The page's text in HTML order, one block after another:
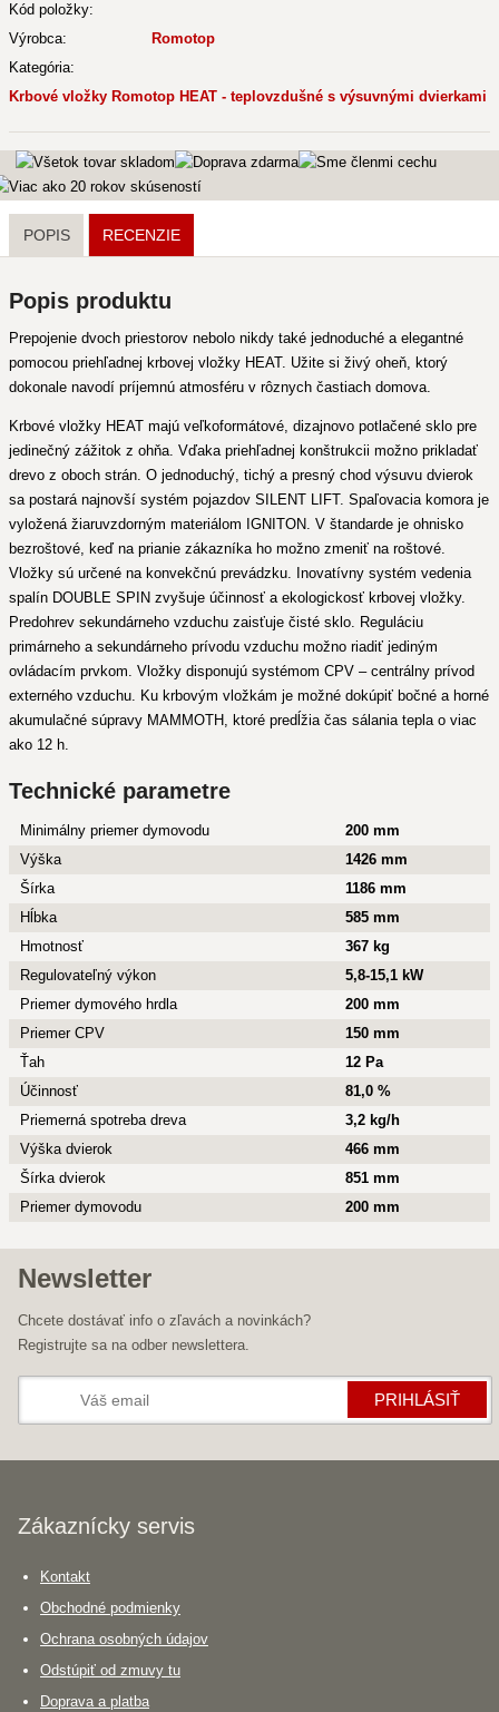
Kód položky:
Výrobca:
Romotop
Kategória:
Krbové vložky Romotop HEAT - teplovzdušné s výsuvnými dvierkami
POPIS RECENZIE
Popis produktu
Prepojenie dvoch priestorov nebolo nikdy také jednoduché a elegantné
pomocou priehľadnej krbovej vložky HEAT. Užite si živý oheň, ktorý
dokonale navodí príjemnú atmosféru v rôznych častiach domova.
Krbové vložky HEAT majú veľkoformátové, dizajnovo potlačené sklo pre
jedinečný zážitok z ohňa. Vďaka priehľadnej konštrukcii možno prikladať
drevo z oboch strán. O jednoduchý, tichý a presný chod výsuvu dvierok
sa postará najnovší systém pojazdov SILENT LIFT. Spaľovacia komora je
vyložená žiaruvzdorným materiálom IGNITON. V štandarde je ohnisko
bezroštové, keď na prianie zákazníka ho možno zmeniť na roštové.
Vložky sú určené na konvekčnú prevádzku. Inovatívny systém vedenia
spalín DOUBLE SPIN zvyšuje účinnosť a ekologickosť krbovej vložky.
Predohrev sekundárneho vzduchu zaisťuje čisté sklo. Reguláciu
primárneho a sekundárneho prívodu vzduchu možno riadiť jediným
ovládacím prvkom. Vložky disponujú systémom CPV – centrálny prívod
externého vzduchu. Ku krbovým vložkám je možné dokúpiť bočné a horné
akumulačné súpravy MAMMOTH, ktoré predĺžia čas sálania tepla o viac
ako 12 h.
Technické parametre
Minimálny priemer dymovodu
200 mm
Výška
1426 mm
Šírka
1186 mm
Hĺbka
585 mm
Hmotnosť
367 kg
Regulovateľný výkon
5,8-15,1 kW
Priemer dymového hrdla
200 mm
Priemer CPV
150 mm
Ťah
12 Pa
Účinnosť
81,0 %
Priemerná spotreba dreva
3,2 kg/h
Výška dvierok
466 mm
Šírka dvierok
851 mm
Priemer dymovodu
200 mm
Newsletter
Chcete dostávať info o zľavách a novinkách?
Registrujte sa na odber newslettera.
PRIHLÁSIŤ
Zákaznícky servis
Kontakt
Obchodné podmienky
Ochrana osobných údajov
Odstúpiť od zmuvy tu
Doprava a platba